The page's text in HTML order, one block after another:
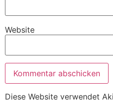
Website
Diese Website verwendet